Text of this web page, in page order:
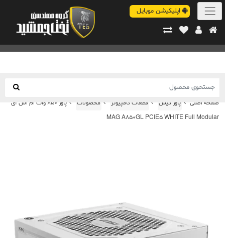
اپلیکیشن موبایل
صفحه اصلی محصولات قطعات کامپیوتر پاور کیس
پاور 850 وات ام اس آی
MAG A850GL PCIE5 WHITE Full Modular